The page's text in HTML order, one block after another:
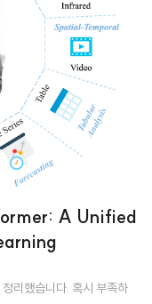
뤄지고 있습니다. 모델의
A Unified
리했습니다. 혹시 부족하